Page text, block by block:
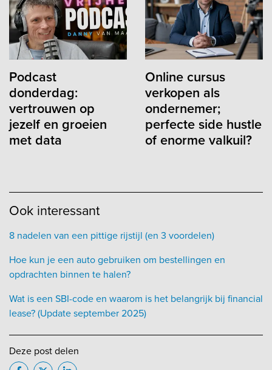
Ook interessant
8 nadelen van een pittige rijstijl (en 3 voordelen)
Hoe kun je een auto gebruiken om bestellingen en
opdrachten binnen te halen?
Wat is een SBI-code en waarom is het belangrijk bij financial
lease? (Update september 2025)
Deze post delen
Podcast
donderdag:
vertrouwen op
jezelf en groeien
met data
Online cursus
verkopen als
ondernemer;
perfecte side hustle
of enorme valkuil?